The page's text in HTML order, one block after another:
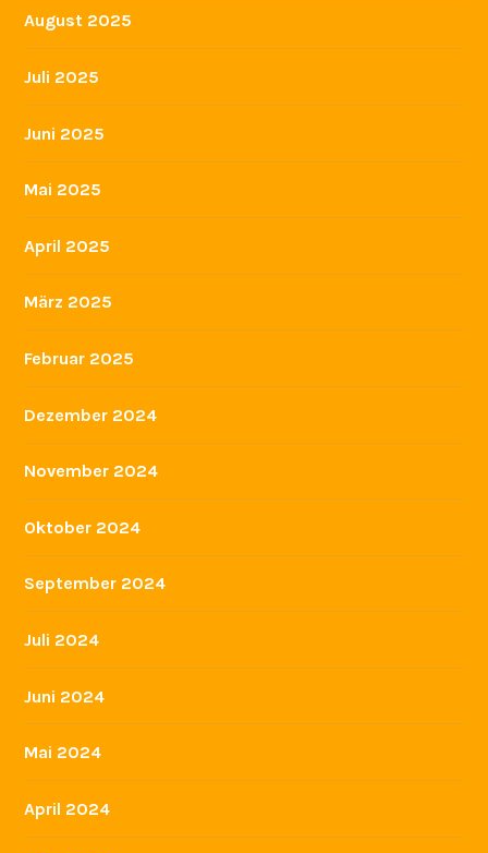
August 2025
Juli 2025
Juni 2025
Mai 2025
April 2025
März 2025
Februar 2025
Dezember 2024
November 2024
Oktober 2024
September 2024
Juli 2024
Juni 2024
Mai 2024
April 2024